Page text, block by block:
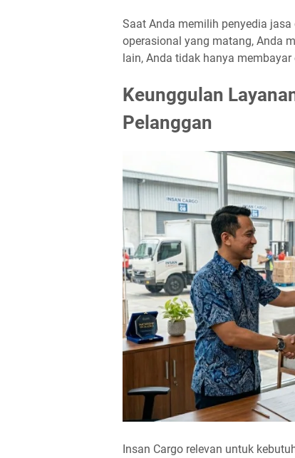
Saat Anda memilih penyedia
operasional yang matang, Anda
lain, Anda tidak hanya
Keunggulan
Pelanggan
Insan Cargo relevan untuk